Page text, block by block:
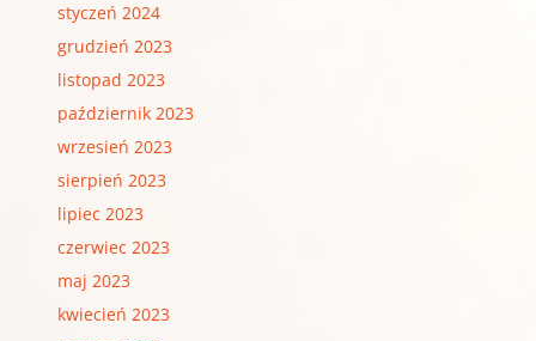
styczeń 2024
grudzień 2023
listopad 2023
październik 2023
wrzesień 2023
sierpień 2023
lipiec 2023
czerwiec 2023
maj 2023
kwiecień 2023